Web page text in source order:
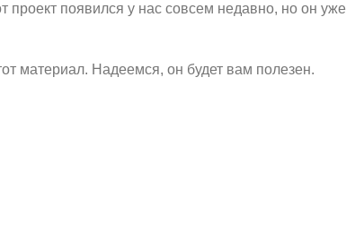
проект появился у нас совсем недавно, но он уже
материал. Надеемся, он будет вам полезен.